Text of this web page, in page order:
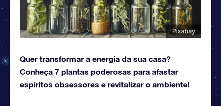
Pixabay
Quer transformar a energia da sua casa?
Conheça 7 plantas poderosas para afastar
espíritos obsessores e revitalizar o ambiente!